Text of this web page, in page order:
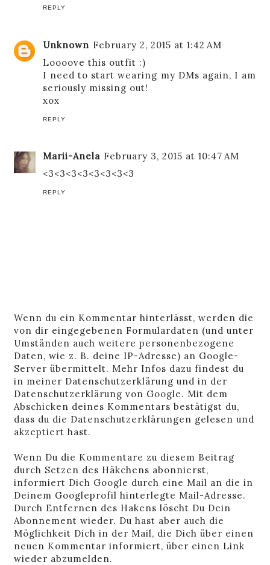
REPLY
Unknown February 2, 2015 at 1:42 AM
Loooove this outfit :)
I need to start wearing my DMs again, I am
seriously missing out!
xox
REPLY
Marii-Anela February 3, 2015 at 10:47 AM
<3<3<3<3<3<3<3<3
REPLY
Wenn du ein Kommentar hinterlässt, werden die
von dir eingegebenen Formulardaten (und unter
Umständen auch weitere personenbezogene
Daten, wie z. B. deine IP-Adresse) an Google-
Server übermittelt. Mehr Infos dazu findest du
in meiner Datenschutzerklärung und in der
Datenschutzerklärung von Google. Mit dem
Abschicken deines Kommentars bestätigst du,
dass du die Datenschutzerklärungen gelesen und
akzeptiert hast.
Wenn Du die Kommentare zu diesem Beitrag
durch Setzen des Häkchens abonnierst,
informiert Dich Google durch eine Mail an die in
Deinem Googleprofil hinterlegte Mail-Adresse.
Durch Entfernen des Hakens löscht Du Dein
Abonnement wieder. Du hast aber auch die
Möglichkeit Dich in der Mail, die Dich über einen
neuen Kommentar informiert, über einen Link
wieder abzumelden.